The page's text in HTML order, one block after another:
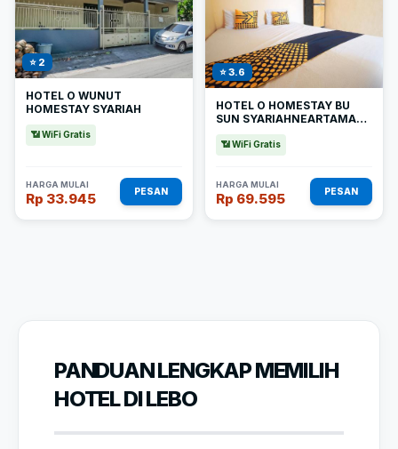
⭐ 2
HOTEL O WUNUT
HOMESTAY SYARIAH
📶 WiFi Gratis
HARGA MULAI
Rp 33.945 PESAN
⭐ 3.6
HOTEL O HOMESTAY BU
SUN SYARIAHNEARTAMAN
TAMAN SURUH
📶 WiFi Gratis
HARGA MULAI
Rp 69.595 PESAN
PANDUAN LENGKAP MEMILIH
HOTEL DI LEBO